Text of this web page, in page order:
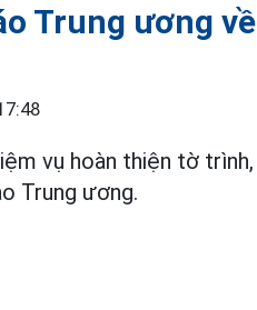
Trung ương
vụ hoàn thiện tờ
Trung ương.